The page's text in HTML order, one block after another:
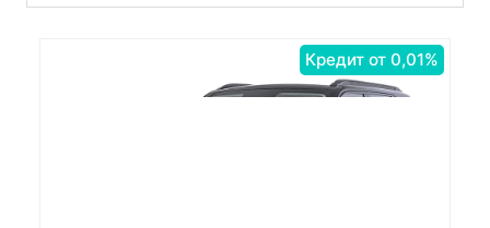
Кредит от 0,01%